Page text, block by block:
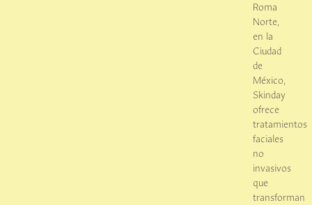
Roma
Norte,
en la
Ciudad
de
México,
Skinday
ofrece
tratamientos
faciales
no
invasivos
que
transforman